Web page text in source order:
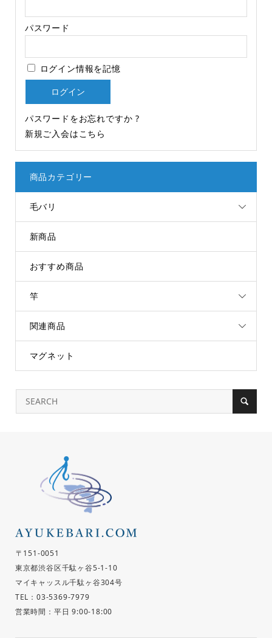
パスワード
ログイン情報を記憶
パスワードをお忘れですか ?
新規ご入会はこちら
商品カテゴリー
毛バリ
新商品
おすすめ商品
竿
関連商品
マグネット
〒151-0051
東京都渋谷区千駄ヶ谷5-1-10
マイキャッスル千駄ヶ谷304号
TEL：03-5369-7979
営業時間：平日 9:00-18:00